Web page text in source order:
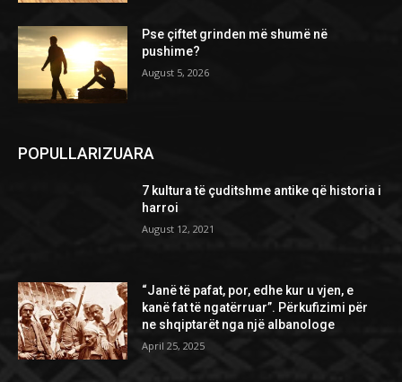
Pse çiftet grinden më shumë në
pushime?
August 5, 2026
POPULLARIZUARA
7 kultura të çuditshme antike që historia i
harroi
August 12, 2021
“Janë të pafat, por, edhe kur u vjen, e
kanë fat të ngatërruar”. Përkufizimi për
ne shqiptarët nga një albanologe
April 25, 2025